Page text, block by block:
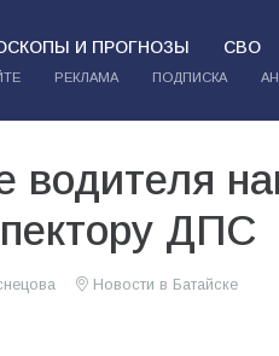
И ПРОГНОЗЫ СВО
РЕКЛАМА ПОДПИСКА
водителя
ДПС
Новости в Батайске